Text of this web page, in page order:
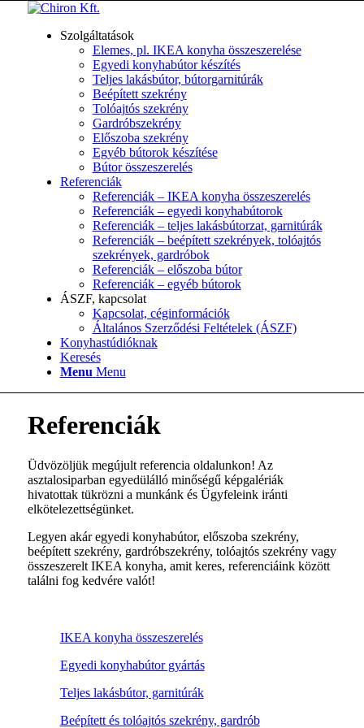
Szolgáltatások
Elemes, pl. IKEA konyha összeszerelése
Egyedi konyhabútor készítés
Teljes lakásbútor, bútorgarnitúrák
Beépített szekrény
Tolóajtós szekrény
Gardróbszekrény
Előszoba szekrény
Egyéb bútorok készítése
Bútor összeszerelés
Referenciák
Referenciák – IKEA konyha összeszerelés
Referenciák – egyedi konyhabútorok
Referenciák – teljes lakásbútorzat, garnitúrák
Referenciák – beépített szekrények, tolóajtós
szekrények, gardróbok
Referenciák – előszoba bútor
Referenciák – egyéb bútorok
ÁSZF, kapcsolat
Kapcsolat, céginformációk
Általános Szerződési Feltételek (ÁSZF)
Konyhastúdióknak
Keresés
Menu Menu
Referenciák
Üdvözöljük megújult referencia oldalunkon! Az
asztalosiparban egyedülálló minőségű képgalériák
hivatottak tükrözni a munkánk és Ügyfeleink iránti
elkötelezettségünket.
Legyen akár egyedi konyhabútor, előszoba szekrény,
beépített szekrény, gardróbszekrény, tolóajtós szekrény vagy
összeszerelt IKEA konyha, amit keres, referenciáink között
találni fog kedvére valót!
IKEA konyha összeszerelés
Egyedi konyhabútor gyártás
Teljes lakásbútor, garnitúrák
Beépített és tolóajtós szekrény, gardrób